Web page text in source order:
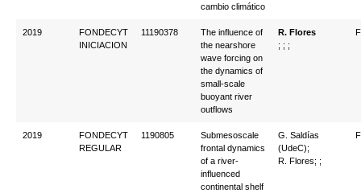
cambio climático
2019
FONDECYT
INICIACION
11190378
The influence of
the nearshore
wave forcing on
the dynamics of
small-scale
buoyant river
outflows
R. Flores
; ; ;
2019
FONDECYT
REGULAR
1190805
Submesoscale
frontal dynamics
of a river-
influenced
continental shelf
G. Saldías
(UdeC);
R. Flores; ;